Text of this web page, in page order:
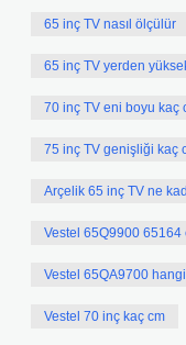
65 inç TV nasıl ölçülür
65 inç TV yerden
70 inç TV eni boyu kaç
75 inç TV genişliği kaç
Arçelik 65 inç TV ne
Vestel 65Q9900 65164
Vestel 65QA9700
Vestel 70 inç kaç cm